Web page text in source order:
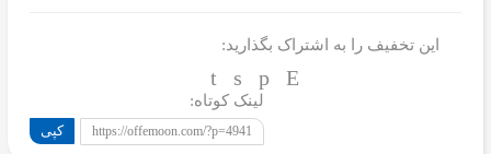
این تخفیف را به اشتراک بگذارید:
لینک کوتاه:
https://offemoon.com/?p=4941 کپی